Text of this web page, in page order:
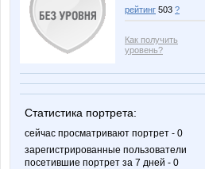
рейтинг 503 ?
Как получить
уровень?
Статистика портрета:
сейчас просматривают портрет - 0
зарегистрированные пользователи
посетившие портрет за 7 дней - 0